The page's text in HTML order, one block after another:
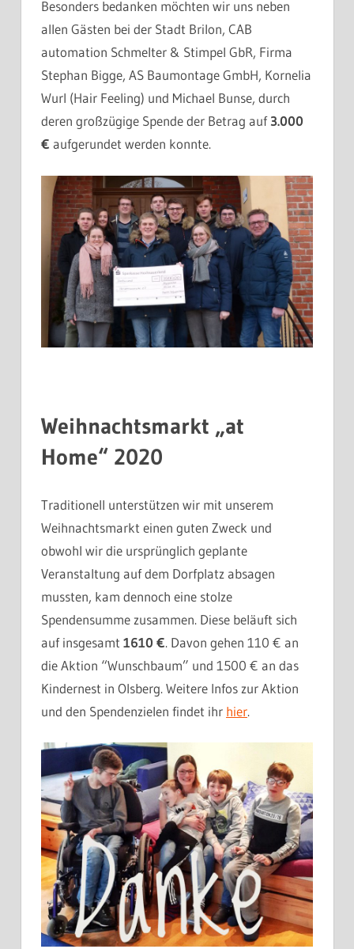
Besonders bedanken möchten wir uns neben
allen Gästen bei der Stadt Brilon, CAB
automation Schmelter & Stimpel GbR, Firma
Stephan Bigge, AS Baumontage GmbH, Kornelia
Wurl (Hair Feeling) und Michael Bunse, durch
deren großzügige Spende der Betrag auf3.000
€ aufgerundet werden konnte.
Weihnachtsmarkt „at
Home“ 2020
Traditionell unterstützen wir mit unserem
Weihnachtsmarkt einen guten Zweck und
obwohl wir die ursprünglich geplante
Veranstaltung auf dem Dorfplatz absagen
mussten, kam dennoch eine stolze
Spendensumme zusammen. Diese beläuft sich
auf insgesamt 1610 €. Davon gehen 110 € an
die Aktion “Wunschbaum” und 1500 € an das
Kindernest in Olsberg. Weitere Infos zur Aktion
und den Spendenzielen findet ihr hier.